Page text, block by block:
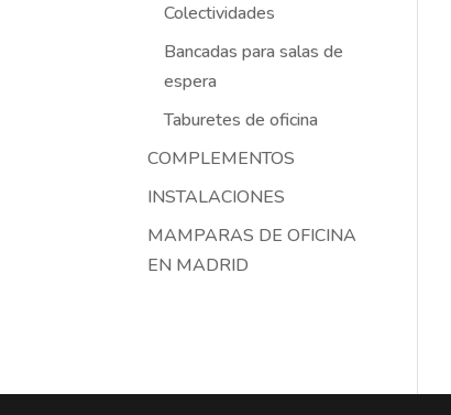
Colectividades
Bancadas para salas de
espera
Taburetes de oficina
COMPLEMENTOS
INSTALACIONES
MAMPARAS DE OFICINA
EN MADRID